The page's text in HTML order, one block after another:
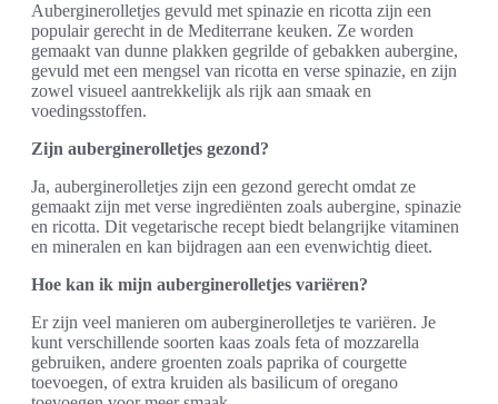
Auberginerolletjes gevuld met spinazie en ricotta zijn een
populair gerecht in de Mediterrane keuken. Ze worden
gemaakt van dunne plakken gegrilde of gebakken aubergine,
gevuld met een mengsel van ricotta en verse spinazie, en zijn
zowel visueel aantrekkelijk als rijk aan smaak en
voedingsstoffen.
Zijn auberginerolletjes gezond?
Ja, auberginerolletjes zijn een gezond gerecht omdat ze
gemaakt zijn met verse ingrediënten zoals aubergine, spinazie
en ricotta. Dit vegetarische recept biedt belangrijke vitaminen
en mineralen en kan bijdragen aan een evenwichtig dieet.
Hoe kan ik mijn auberginerolletjes variëren?
Er zijn veel manieren om auberginerolletjes te variëren. Je
kunt verschillende soorten kaas zoals feta of mozzarella
gebruiken, andere groenten zoals paprika of courgette
toevoegen, of extra kruiden als basilicum of oregano